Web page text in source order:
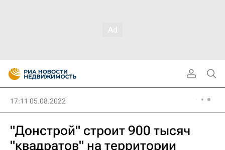
17:11 05.08.2022
"Донстрой" строит 900 тысяч
"квадратов" на территории